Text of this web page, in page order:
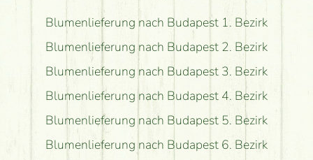
Blumenlieferung nach Budapest 1. Bezirk
Blumenlieferung nach Budapest 2. Bezirk
Blumenlieferung nach Budapest 3. Bezirk
Blumenlieferung nach Budapest 4. Bezirk
Blumenlieferung nach Budapest 5. Bezirk
Blumenlieferung nach Budapest 6. Bezirk